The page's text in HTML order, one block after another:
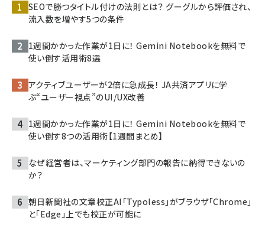
SEOで勝つタイトル付けの法則とは？ グーグルから評価され、
流入数を増やす5つの条件
1週間かかった作業が1日に！ Gemini Notebookを無料で
使い倒す活用術8選
アクティブユーザーが2倍に急成長！ JA共済アプリに学
ぶ“ユーザー視点”のUI/UX改善
1週間かかった作業が1日に！ Gemini Notebookを無料で
使い倒す8つの活用術【1週間まとめ】
なぜ経営者は、マーケティング部門の報告に納得できないの
か？
朝日新聞社の文章校正AI「Typoless」がブラウザ「Chrome」
と「Edge」上でも校正が可能に